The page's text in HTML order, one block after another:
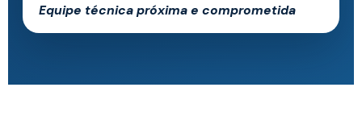
Equipe técnica próxima e comprometida